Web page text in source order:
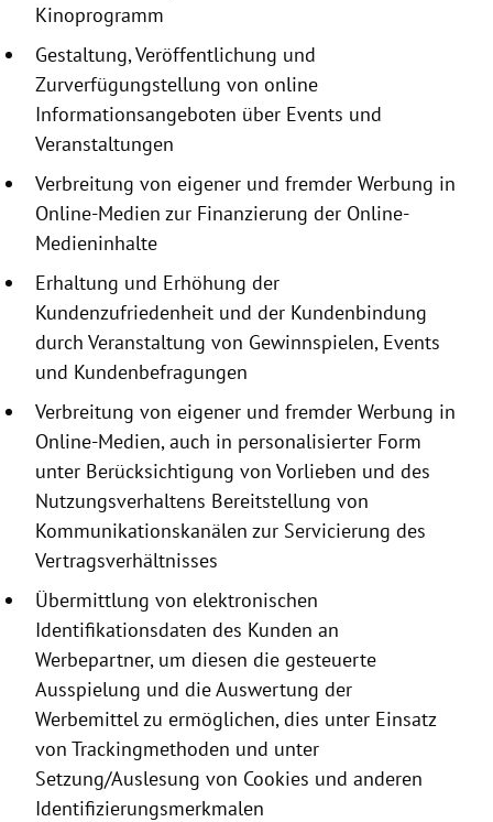
Kinoprogramm
Gestaltung, Veröffentlichung und
Zurverfügungstellung von online
Informationsangeboten über Events und
Veranstaltungen
Verbreitung von eigener und fremder Werbung in
Online-Medien zur Finanzierung der Online-
Medieninhalte
Erhaltung und Erhöhung der
Kundenzufriedenheit und der Kundenbindung
durch Veranstaltung von Gewinnspielen, Events
und Kundenbefragungen
Verbreitung von eigener und fremder Werbung in
Online-Medien, auch in personalisierter Form
unter Berücksichtigung von Vorlieben und des
Nutzungsverhaltens Bereitstellung von
Kommunikationskanälen zur Servicierung des
Vertragsverhältnisses
Übermittlung von elektronischen
Identifikationsdaten des Kunden an
Werbepartner, um diesen die gesteuerte
Ausspielung und die Auswertung der
Werbemittel zu ermöglichen, dies unter Einsatz
von Trackingmethoden und unter
Setzung/Auslesung von Cookies und anderen
Identifizierungsmerkmalen